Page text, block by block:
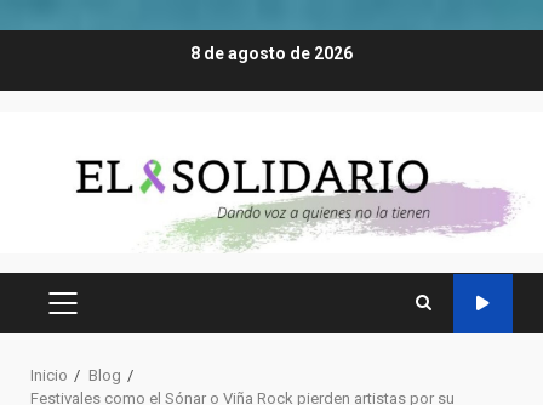
8 de agosto de 2026
MENÚ
Inicio
Blog
Festivales como el Sónar o Viña Rock pierden artistas por su